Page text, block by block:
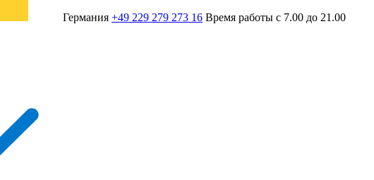
Германия +49 229 279 273 16 Время работы с 7.00 до 21.00